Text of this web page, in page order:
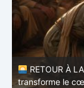
RETOUR À
transforme le